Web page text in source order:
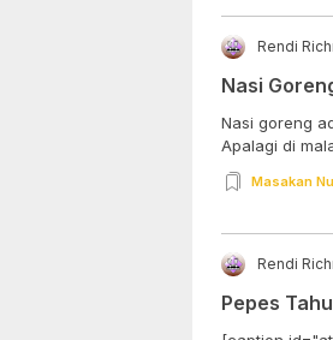
Rendi
Nasi
Nasi goreng
Apalagi di
Masakan
Rendi
Pepes